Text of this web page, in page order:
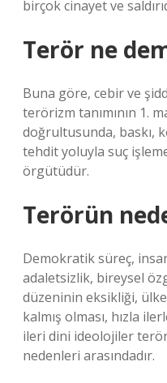
birçok cinayet ve
Terör ne
Buna göre, cebir ve
terörizm tanımının 1.
doğrultusunda, baskı,
tehdit yoluyla suç
örgütüdür.
Terörün
Demokratik süreç,
adaletsizlik, bireysel
düzeninin eksikliği,
kalmış olması, hızla
ileri dini ideolojiler
nedenleri arasındadır.